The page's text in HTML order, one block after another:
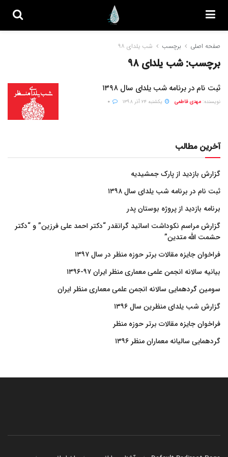
صفحه اصلی برچسب شب یلدای ۹۸
برچسب:شب یلدای ۹۸
ثبت نام در برنامه شب یلدای سال ۱۳۹۸
نویسنده: مهدی فاطمی یکشنبه ۲۴ آذر ۱۳۹۸
آخرین مطالب
گزارش بازدید از پارک جمشیدیه
ثبت نام در برنامه شب یلدای سال ۱۳۹۸
برنامه بازدید از پروژه بوستان پدر
گزارش مراسم نکوداشت اساتید گرانقدر “دکتر احمد علی فرزین” و “دکتر
حشمت الله متدین”
فراخوان جایزه مقالات برتر حوزه منظر در سال ۱۳۹۷
بیانیه سالانه انجمن علمی معماری منظر ایران ۹۷-۱۳۹۶
سومین گردهمایی سالانه انجمن علمی معماری منظر ایران
گزارش شب یلدای منظرین سال ۱۳۹۶
فراخوان جایزه مقالات برتر حوزه منظر
گردهمایی سالیانه معماران منظر ۱۳۹۶